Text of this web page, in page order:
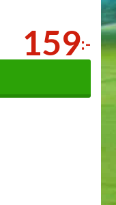
159:-